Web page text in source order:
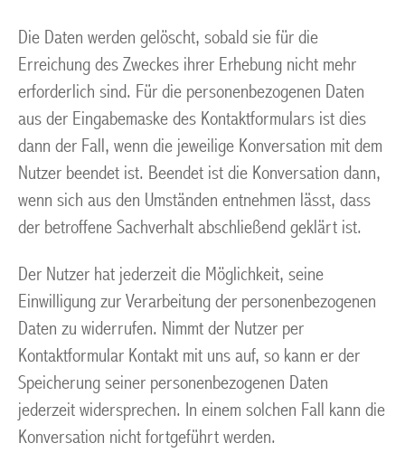
Die Daten werden gelöscht, sobald sie für die
Erreichung des Zweckes ihrer Erhebung nicht mehr
erforderlich sind. Für die personenbezogenen Daten
aus der Eingabemaske des Kontaktformulars ist dies
dann der Fall, wenn die jeweilige Konversation mit dem
Nutzer beendet ist. Beendet ist die Konversation dann,
wenn sich aus den Umständen entnehmen lässt, dass
der betroffene Sachverhalt abschließend geklärt ist.
Der Nutzer hat jederzeit die Möglichkeit, seine
Einwilligung zur Verarbeitung der personenbezogenen
Daten zu widerrufen. Nimmt der Nutzer per
Kontaktformular Kontakt mit uns auf, so kann er der
Speicherung seiner personenbezogenen Daten
jederzeit widersprechen. In einem solchen Fall kann die
Konversation nicht fortgeführt werden.